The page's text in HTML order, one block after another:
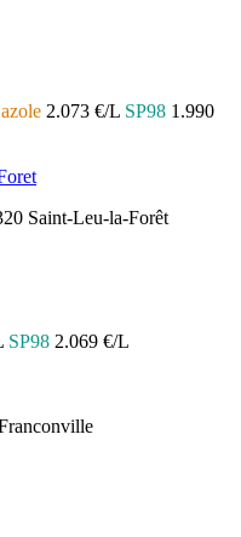
2.073 €/L SP98 1.990
Saint-Leu-la-Forêt
SP98 2.069 €/L